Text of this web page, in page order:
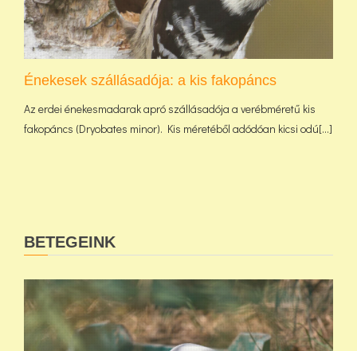
Énekesek szállásadója: a kis fakopáncs
Az erdei énekesmadarak apró szállásadója a verébméretű kis
fakopáncs (Dryobates minor). Kis méretéből adódóan kicsi odú[...]
BETEGEINK